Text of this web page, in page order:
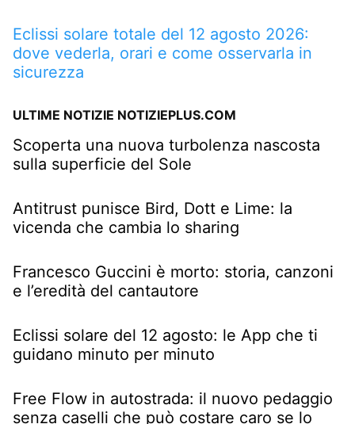
Eclissi solare totale del 12 agosto 2026:
dove vederla, orari e come osservarla in
sicurezza
ULTIME NOTIZIE NOTIZIEPLUS.COM
Scoperta una nuova turbolenza nascosta
sulla superficie del Sole
Antitrust punisce Bird, Dott e Lime: la
vicenda che cambia lo sharing
Francesco Guccini è morto: storia, canzoni
e l’eredità del cantautore
Eclissi solare del 12 agosto: le App che ti
guidano minuto per minuto
Free Flow in autostrada: il nuovo pedaggio
senza caselli che può costare caro se lo